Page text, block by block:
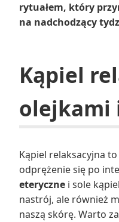
rytuałem, który
na nadchodzący
Kąpiel
olejkami
Kąpiel relaksacyjna
odprężenie się po
eteryczne i sole
nastrój, ale również
naszą skórę. Warto